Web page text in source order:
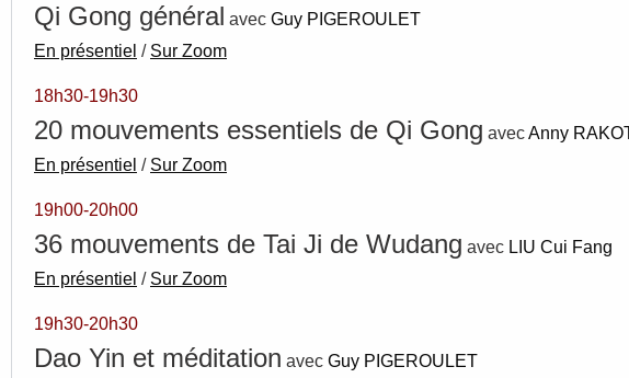
Qi Gong général avec Guy PIGEROULET
En présentiel / Sur Zoom
18h30-19h30
20 mouvements essentiels de Qi Gong avecAnny
En présentiel / Sur Zoom
19h00-20h00
36 mouvements de Tai Ji de Wudang avec LIU Cui Fang
En présentiel / Sur Zoom
19h30-20h30
Dao Yin et méditation avec Guy PIGEROULET